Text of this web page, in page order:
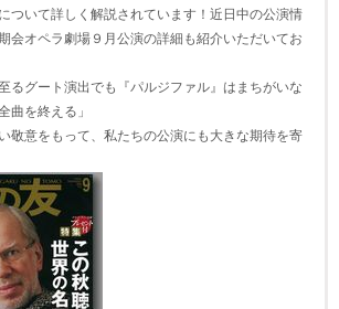
ついて詳しく解説されています！近日中の公演情
会オペラ劇場９月公演の詳細も紹介いただいてお
るグート演出でも『パルジファル』はまちがいな
曲を終える」
敬意をもって、私たちの公演にも大きな期待を寄